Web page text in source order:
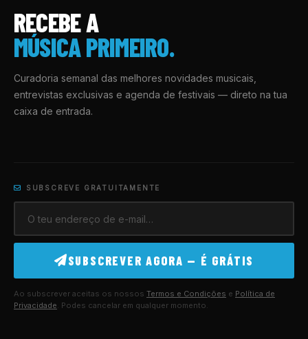
RECEBE A
MÚSICA PRIMEIRO.
Curadoria semanal das melhores novidades musicais,
entrevistas exclusivas e agenda de festivais — direto na tua
caixa de entrada.
SUBSCREVE GRATUITAMENTE
SUBSCREVER AGORA — É GRÁTIS
Ao subscrever aceitas os nossos Termos e Condições e Política de
Privacidade. Podes cancelar em qualquer momento.